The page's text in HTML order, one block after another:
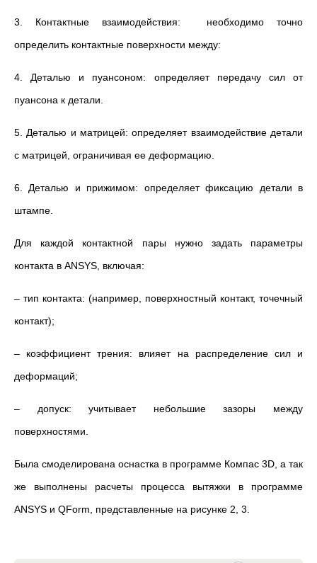
3. Контактные взаимодействия: необходимо точно
определить контактные поверхности между:
4. Деталью и пуансоном: определяет передачу сил от
пуансона к детали.
5. Деталью и матрицей: определяет взаимодействие детали
с матрицей, ограничивая ее деформацию.
6. Деталью и прижимом: определяет фиксацию детали в
штампе.
Для каждой контактной пары нужно задать параметры
контакта в ANSYS, включая:
– тип контакта: (например, поверхностный контакт, точечный
контакт);
– коэффициент трения: влияет на распределение сил и
деформаций;
– допуск: учитывает небольшие зазоры между
поверхностями.
Была смоделирована оснастка в программе Компас 3D, а так
же выполнены расчеты процесса вытяжки в программе
ANSYS и QForm, представленные на рисунке 2, 3.